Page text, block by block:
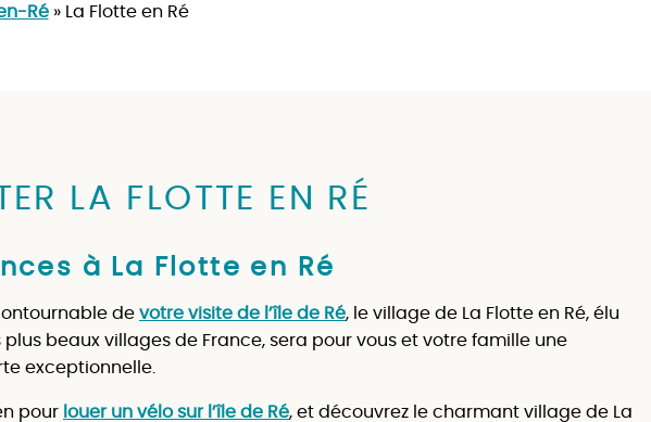
Ré» La Flotte en Ré
LA FLOTTE EN RÉ
à La Flotte en Ré
de votre visite de l’île de Ré, le village de La Flotte en Ré, élu
plus beaux villages de France, sera pour vous et votre famille une
exceptionnelle.
pour louer un vélo sur l’île de Ré, et découvrez le charmant village de La